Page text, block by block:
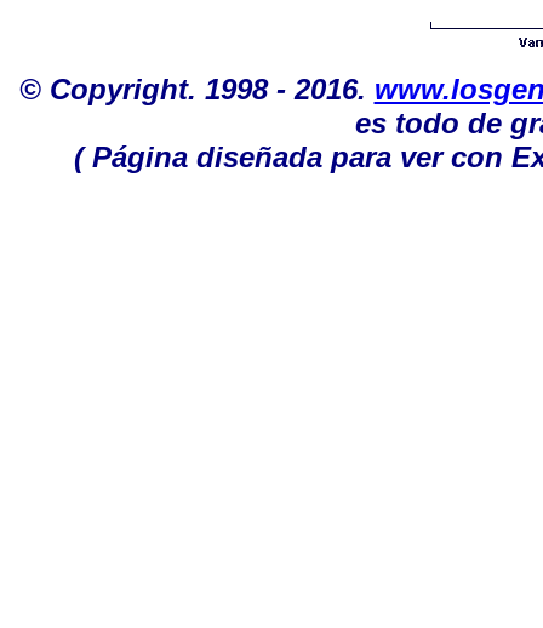
© Copyright. 1998 - 2016.
es todo de
( Página diseñada para ver con